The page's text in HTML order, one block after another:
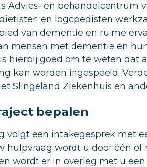
Advies- en behandelcentrum
en logopedisten
van dementie en ruime
mensen met dementie en
hierbij goed om te weten dat
kan worden ingespeeld.
Slingeland Ziekenhuis en
bepalen
volgt een intakegesprek met
hulpvraag wordt u door één of
wordt er in overleg met u